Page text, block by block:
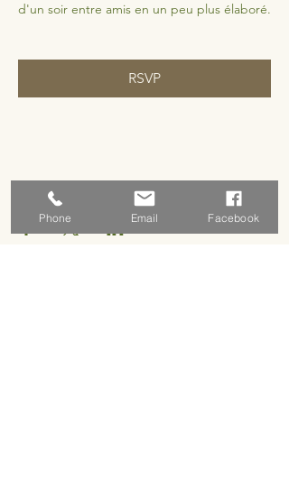
d'un soir entre amis en un peu plus élaboré.
RSVP
Partager cet événement
Phone Email Facebook